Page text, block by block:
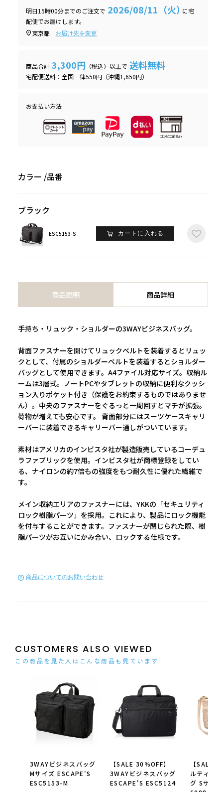
明日15時00分までのご注文で 2026/08/11（火）に宅
配便でお届けします。
東京都
お届け先を変更
商品合計 3,300円 （税込）以上で 送料無料
宅配便送料：全国一律550円（沖縄1,650円）
お支払い方法
カラー 品番
ブラック
ESC5153-S カートに入れる
商品説明 商品詳細
手持ち・リュック・ショルダーの3WAYビジネスバッグ。
背面ファスナーを開けてリュックベルトを装着するとリュッ
クとして、付属のショルダーベルトを装着するとショルダー
バッグとして使用できます。A4ファイル対応サイズ。収納ル
ームは3層式。ノートPCやタブレットの収納に便利なクッシ
ョン入りポケット付き（保護をお約束するものではありませ
ん）。中央のファスナーをぐるっと一周回すとマチが拡張。
荷物が増えても安心です。 背面部分にはスーツケースキャリ
ーバーに装着できるキャリーバー通しがついています。
素材はアメリカのインビスタ社が製造販売しているコーデュ
ラファブリックを使用。インビスタ社が商標登録をしてい
る、ナイロンの約7倍もの強度をもつ耐久性に優れた繊維で
す。
メイン収納エリアのファスナーには、YKKの「セキュリティ
ロック樹脂パーツ」を採用。これにより、製品にロック機能
を付与することができます。ファスナーが閉じられた際、樹
脂パーツがお互いにかみ合い、ロックする仕様です。
商品についてのお問い合わせ
この商品を見た人はこんな商品も見ています
CUSTOMERS ALSO VIEWED
3WAYビジネスバッグ
Mサイズ ESCAPE'S
ESC5153-M
【SALE 30％OFF】
3WAYビジネスバッグ
ESCAPE'S ESC5124
【SALE
ルティン
グ Sサイ